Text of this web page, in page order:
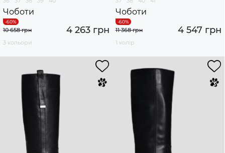
Чоботи
4 263 грн
10 658 грн
3 кольори
Чоботи
4 547 грн
11 368 грн
1 колір